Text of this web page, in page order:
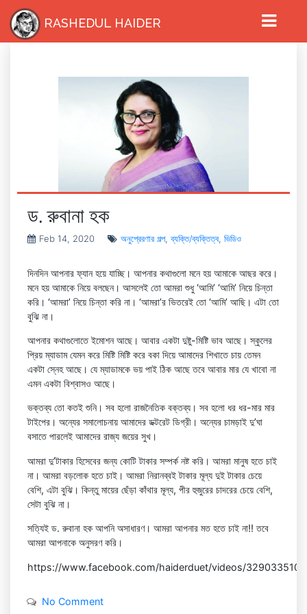
RASHEDUL HAIDER
HOME
ড. রুবানা হক
Feb 14, 2020 অনুপ্রেরণার গল্প,ব্যক্তি/ব্যক্তিত্ব, ভিডিও
দিনদিন আপনার ফ্যান হয়ে যাচ্ছি। আপনার কথাগুলো মনে হয় আমাকে আছর করে।
মনে হয় আমাকে নিয়ে বলছেন। আসলেই তো আমরা শুধু ‘আমি’ ‘আমি’ নিয়ে চিন্তা
করি। ‘আমরা’ নিয়ে চিন্তা করি না। ‘আমরা’র ভিতরেই তো ‘আমি’ আছি। এটা তো
বুঝি না।
আপনার কথাগুলোতে ইমোশন আছে। আবার একটা দুষ্টু-মিষ্টি ভাব আছে। স্কুলের
প্রিয় ম্যাডাম যেমন করে মিষ্টি মিষ্টি করে বকা দিয়ে আমাদের শিখাতে চায় তেমন
একটা স্নেহ আছে। যে ম্যাডামকে ভয় পাই ঠিক আছে তবে আবার মার যে খাবো না
এমন একটা বিশ্বাসও আছে।
ভক্তব্য তো কতই শুনি। সব হলো রাজনৈতিক বক্তব্য। সব হলো ধর ধর-মার মার
টাইপের। অন্যের সমালোচনায় আমাদের ডক্টরেট ডিগ্রী। অন্যের চামড়াই দু’ঘা
বসাতে পারলেই আমাদের রাজ্য জয়ের সুখ।
আমরা দু’টাকার হিসেবের জন্য কোটি টাকার সম্পর্ক নষ্ট করি। আমরা মানুষ হতে চাই
না। আমরা বড়লোক হতে চাই। আমরা নিরানব্বই টাকার মূল্য দুই টাকার চেয়ে
বেশি, এটা বুঝি। কিন্তু মায়ের ছেঁড়া কাঁথার মূল্য, পীর হুজুরের চাদরের চেয়ে বেশি,
সেটা বুঝি না।
সত্যিই ড. রুবানা হক আপনি অসাধারণ। আমরা আপনার মত হতে চাই না!! তবে
আমরা আপনাকে অনুসরণ করি।
https://www.facebook.com/haiderduet/videos/
No Comment